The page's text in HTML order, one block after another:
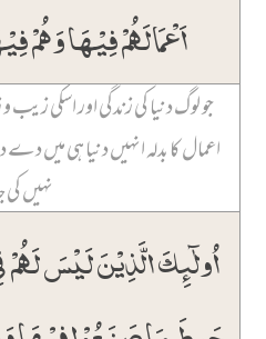
اَعۡمَالَہُمۡ فِیۡہَا وَ ہُمۡ
جو لوگ دنیا کی زندگی اور اسکی
اعمال کا بدلہ انہیں دنیا ہی میں
نہیں
اُولٰٓئِکَ الَّذِیۡنَ لَیۡسَ لَہُمۡ